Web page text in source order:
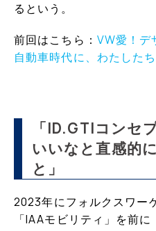
るという。
前回はこちら： VW愛！デ
自動車時代に、わたした
「ID.GTIコンセ
いいなと直感的
と」
2023年にフォルクスワー
「IAAモビリティ」を前